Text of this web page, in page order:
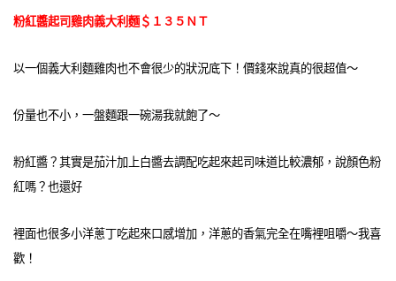
粉紅醬起司雞肉義大利麵＄１３５ＮＴ
以一個義大利麵雞肉也不會很少的狀況底下！價錢來說真的很超值～
份量也不小，一盤麵跟一碗湯我就飽了～
粉紅醬？其實是茄汁加上白醬去調配吃起來起司味道比較濃郁，說顏色粉
紅嗎？也還好
裡面也很多小洋蔥丁吃起來口感增加，洋蔥的香氣完全在嘴裡咀嚼～我喜
歡！